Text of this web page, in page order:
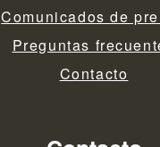
Comunicados de
Preguntas
Contacto